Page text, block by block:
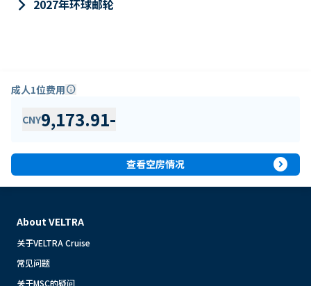
2027年环球邮轮
成人1位费用info
CNY9,173.91-
查看空房情况 expand_circle_right
About VELTRA
关于VELTRA Cruise
常见问题
关于MSC的疑问